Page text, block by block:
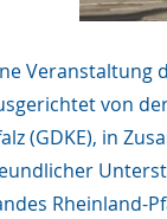
Veranstaltung
von
(GDKE), in
Rheinland-